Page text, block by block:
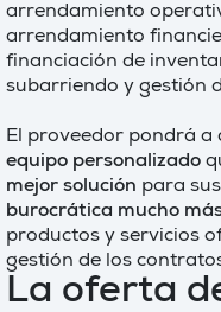
arrendamiento
arrendamiento
financiación de
subarriendo y gestión
El proveedor pondrá a
equipo personalizado
mejor solución para
burocrática mucho
productos y servicios
gestión de los
La oferta